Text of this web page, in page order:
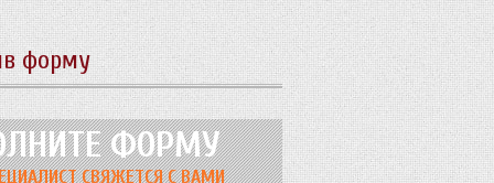
форму
ФОРМУ
СВЯЖЕТСЯ С ВАМИ